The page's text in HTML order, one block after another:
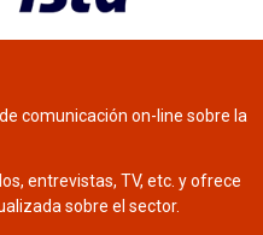
comunicación on-line sobre la
entrevistas, TV, etc. y ofrece
sobre el sector.